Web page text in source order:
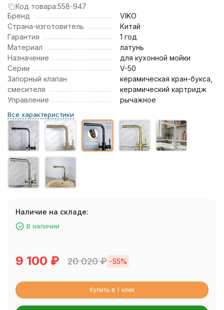
Код товара:558-947
Бренд
VIKO
Страна-изготовитель
Китай
Гарантия
1 год
Материал
латунь
Назначение
для кухонной мойки
Серии
V-50
Запорный клапан
смесителя
керамическая кран-букса,
керамический картридж
Управление
рычажное
Все характеристики
Наличие на складе:
В наличии
9 100 ₽ 20 020₽ -55%
Купить в 1 клик